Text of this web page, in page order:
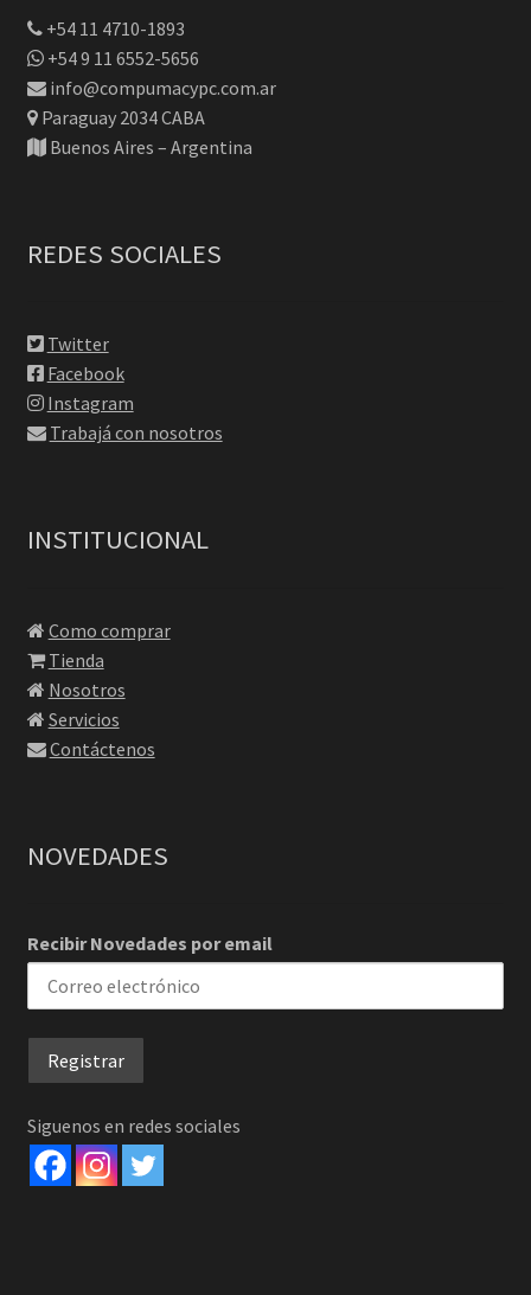
+54 11 4710-1893
+54 9 11 6552-5656
info@compumacypc.com.ar
Paraguay 2034 CABA
Buenos Aires – Argentina
REDES SOCIALES
Twitter
Facebook
Instagram
Trabajá con nosotros
INSTITUCIONAL
Como comprar
Tienda
Nosotros
Servicios
Contáctenos
NOVEDADES
Recibir Novedades por email
Siguenos en redes sociales